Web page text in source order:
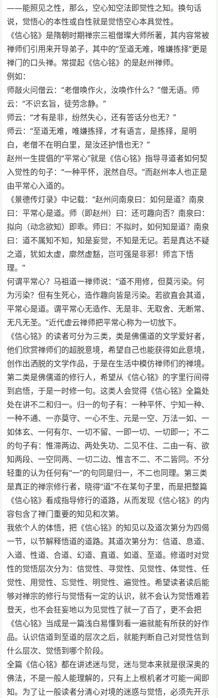
——能照见之性，那么，空心知空法即觉性之知。换句话
说，觉悟心的本性或自性就是觉悟空心本具觉性。
《信心铭》是隋朝时期禅宗三祖僧璨大师所著，其内容常被
禅师们引用来开导弟子，其中的“至道无难，唯嫌拣择”更是
禅门的口头禅。常提起《信心铭》的是赵州禅师。
例如：
师敲火问僧云：“老僧唤作火，汝唤作什么？”僧无语。师
云：“不识玄旨，徒劳念静。”
师云：“才有是非，纷然失心，还有答话分也无？”
师云：“至道无难，唯嫌拣择，才有语言，是拣择，是明
白，老僧不在明白里，是汝还护惜也无？”
赵州一生提倡的“平常心”就是《信心铭》指导寻道者如何契
入觉性的句子：“一种平怀，泯然自尽。”而赵州本人也正是
由平常心入道的。
《景德传灯录》中记载：“赵州问南泉曰：如何是道？南泉
曰：平常心是道。师（即赵州）曰：还可趣向否？南泉曰：
拟向（动念欲知）即乖。师曰：不拟时，如何知是道？南泉
曰：道不属知不知，知是妄觉，不知是无记。若是真达不疑
之道，犹如太虚，廓然虚豁，岂可强是非邪！师言下悟
理。”
何谓平常心？马祖道一禅师说：“道不用修，但莫污染。何
为污染？但有生死心，造作趣向皆是污染。若欲直会其道，
平常心是道。谓平常心无造作、无是非、无取舍、无断常、
无凡无圣。”近代虚云禅师把平常心称为一切放下。
《信心铭》的读者可分为三类，类是佛儒道的文学爱好者，
他们欣赏禅师们的超脱意境，希望自己也能获得如此意境，
创作出洒脱的文学作品，于是在生活中模仿禅师们的禅境。
第二类是佛儒道的修行人，希望从《信心铭》的字里行间得
到启悟，于是一时修一句。这类人会觉得《信心铭》全篇处
处在讲不二和归一。归一的句子有：一种平怀、宁知一种、
一种不通、一亦莫守、一心不生、元是一空、万法一如、一
如体玄、一何有尔、一切不留、一即一切、一切即一；不二
的句子有：惟滞两边、两处失功、二见不住、二由一有、欲
知两段、一空同两、一切二边、惟言不二、不二皆同。不分
轻重的认为任何有“一”的句同是归一，不二也同理。第三类
是真正的禅宗修行者，晓得“道”不在某句子里，而是把整篇
《信心铭》看成指导修行的道路，从而发现《信心铭》的内
容包含了禅门重要的知见和次第。
我依个人的体悟，把《信心铭》的知见以及道次第分为四偈
一节，以节解释悟道的道路。其道次第分为：信道、息道、
入道、性道、合道、幻道、直道、如道、至道。修道时对觉
性的觉悟层次分为：信觉性、寻觉性、见觉性、体觉性、任
觉性、用觉性、忘觉性、明觉性、遍觉性。希望读者读后能
够对禅宗的修行与觉悟有一定的认识，就不会认为觉悟难若
登天，也不会狂妄地以为见觉性了就一了百了，更不会把
《信心铭》当成是一篇浅白易懂到看一遍就能有所获的好作
品。认识信道到至道的层次之后，就能判断自己对觉性信到
什么层次、觉悟到哪个阶段。
全篇《信心铭》都在讲述迷与觉，迷与觉本来就是很深奥的
佛法，不是一般人能理解的，只有上上根机者才可能一闻即
知。为了让一般读者分清心对境的迷惑与觉悟，必须先开示